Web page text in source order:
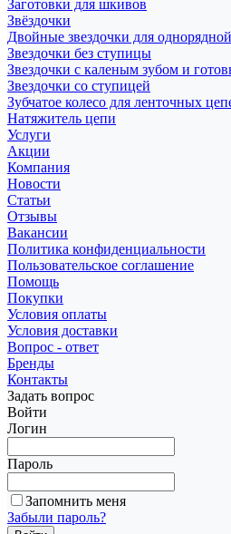
Заготовки для шкивов
Звёздочки
Двойные звездочки для
Звездочки без ступицы
Звездочки с каленым зубом и
Звездочки со ступицей
Зубчатое колесо для ленточных
Натяжитель цепи
Услуги
Акции
Компания
Новости
Статьи
Отзывы
Вакансии
Политика конфиденциальности
Пользовательское соглашение
Помощь
Покупки
Условия оплаты
Условия доставки
Вопрос - ответ
Бренды
Контакты
Задать вопрос
Войти
Логин
Пароль
Запомнить меня
Забыли пароль?